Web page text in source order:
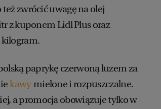
też zwrócić uwagę na olej
z kuponem Lidl Plus oraz
kilogram.
paprykę czerwoną luzem za
kawymielone i rozpuszczalne.
a promocja obowiązuje tylko w